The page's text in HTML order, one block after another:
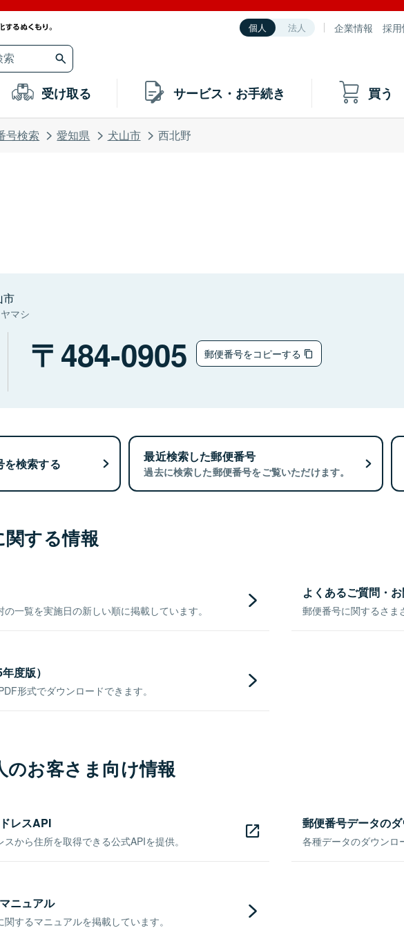
個人 法人 企業情報 採
受け取る サービス・お手続き 買う
号検索 愛知県 犬山市 西北野
市
マシ
484-0905 郵便番号をコピーする
を検索する 最近検索した郵便番号
過去に検索した郵便番号をご覧いただけます。
する情報
一覧を実施日の新しい順に掲載しています。
よくあるご質問・
郵便番号に関するさま
度版）
形式でダウンロードできます。
のお客さま向け情報
レスAPI
から住所を取得できる公式APIを提供。
郵便番号データの
各種データのダウンロ
ニュアル
するマニュアルを掲載しています。